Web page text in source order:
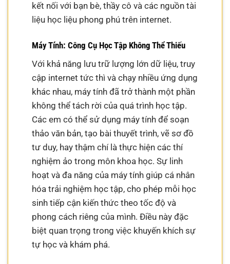
kết nối với bạn bè, thầy cô và các nguồn tài
liệu học liệu phong phú trên internet.
Máy Tính: Công Cụ Học Tập Không Thể Thiếu
Với khả năng lưu trữ lượng lớn dữ liệu, truy
cập internet tức thì và chạy nhiều ứng dụng
khác nhau, máy tính đã trở thành một phần
không thể tách rời của quá trình học tập.
Các em có thể sử dụng máy tính để soạn
thảo văn bản, tạo bài thuyết trình, vẽ sơ đồ
tư duy, hay thậm chí là thực hiện các thí
nghiệm ảo trong môn khoa học. Sự linh
hoạt và đa năng của máy tính giúp cá nhân
hóa trải nghiệm học tập, cho phép mỗi học
sinh tiếp cận kiến thức theo tốc độ và
phong cách riêng của mình. Điều này đặc
biệt quan trọng trong việc khuyến khích sự
tự học và khám phá.